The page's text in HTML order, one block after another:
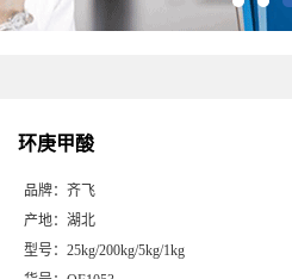
环庚甲酸
品牌： 齐飞
产地： 湖北
型号： 25kg/200kg/5kg/1kg